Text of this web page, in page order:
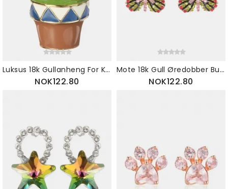
Luksus 18k Gullanheng For Kjede Keramiske Kaktussøljer Rhinestones Pins Gave For Kvinner
NOK122.80
Mote 18k Gull Øredobber Butterfly Stud Fargerike Rhinestones Søte Gave For Kvinner
NOK122.80